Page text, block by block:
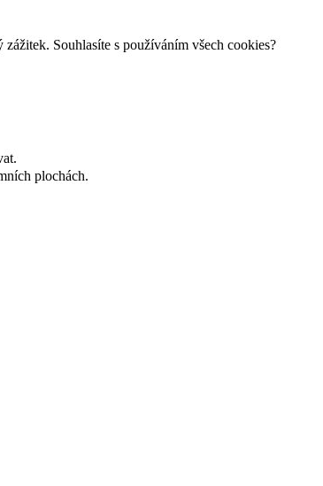
Souhlasíte s používáním všech cookies?
plochách.